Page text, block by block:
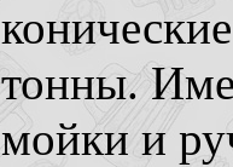
тонны.
мойки и